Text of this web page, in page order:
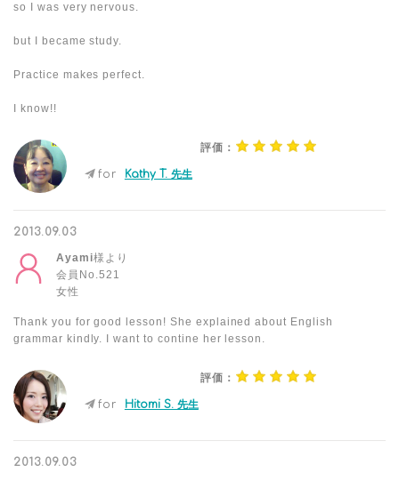
so I was very nervous.
but I became study.
Practice makes perfect.
I know!!
評価：
for Kathy T. 先生
2013.09.03
Ayami様より
会員No.521
女性
Thank you for good lesson! She explained about English
grammar kindly. I want to contine her lesson.
評価：
for Hitomi S. 先生
2013.09.03